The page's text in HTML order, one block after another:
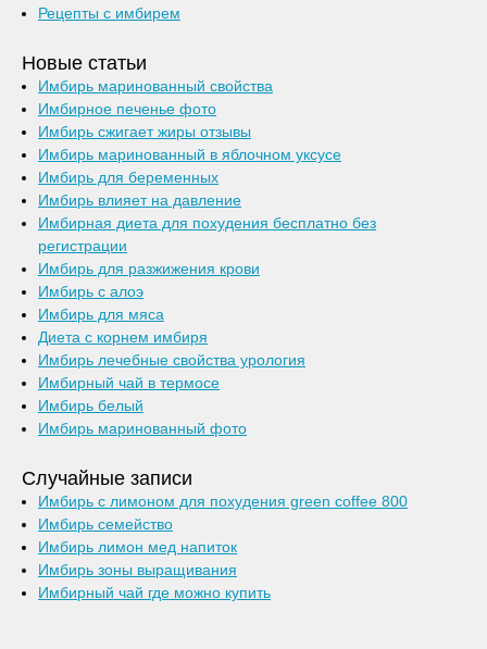
Рецепты с имбирем
Новые статьи
Имбирь маринованный свойства
Имбирное печенье фото
Имбирь сжигает жиры отзывы
Имбирь маринованный в яблочном уксусе
Имбирь для беременных
Имбирь влияет на давление
Имбирная диета для похудения бесплатно без
регистрации
Имбирь для разжижения крови
Имбирь с алоэ
Имбирь для мяса
Диета с корнем имбиря
Имбирь лечебные свойства урология
Имбирный чай в термосе
Имбирь белый
Имбирь маринованный фото
Случайные записи
Имбирь с лимоном для похудения green coffee 800
Имбирь семейство
Имбирь лимон мед напиток
Имбирь зоны выращивания
Имбирный чай где можно купить